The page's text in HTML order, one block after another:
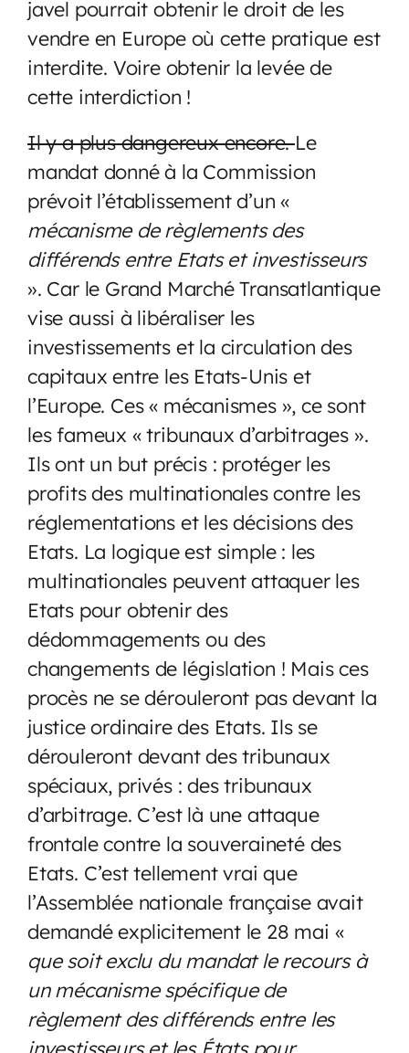
javel pourrait obtenir le droit de les
vendre en Europe où cette pratique est
interdite. Voire obtenir la levée de
cette interdiction !
Il y a plus dangereux encore.Le
mandat donné à la Commission
prévoit l’établissement d’un «
mécanisme de règlements des
différends entre Etats et investisseurs
». Car le Grand Marché Transatlantique
vise aussi à libéraliser les
investissements et la circulation des
capitaux entre les Etats-Unis et
l’Europe. Ces « mécanismes », ce sont
les fameux « tribunaux d’arbitrages ».
Ils ont un but précis : protéger les
profits des multinationales contre les
réglementations et les décisions des
Etats. La logique est simple : les
multinationales peuvent attaquer les
Etats pour obtenir des
dédommagements ou des
changements de législation ! Mais ces
procès ne se dérouleront pas devant la
justice ordinaire des Etats. Ils se
dérouleront devant des tribunaux
spéciaux, privés : des tribunaux
d’arbitrage. C’est là une attaque
frontale contre la souveraineté des
Etats. C’est tellement vrai que
l’Assemblée nationale française avait
demandé explicitement le 28 mai «
que soit exclu du mandat le recours à
un mécanisme spécifique de
règlement des différends entre les
investisseurs et les États pour